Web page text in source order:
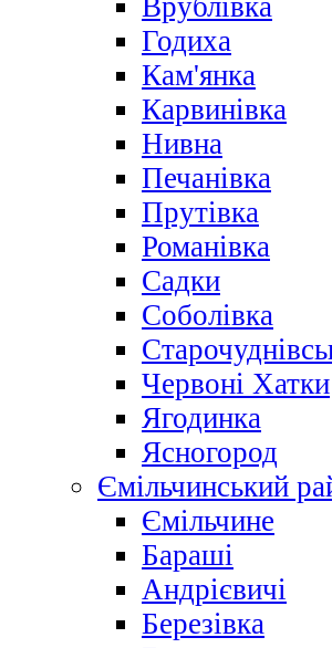
Врублівка
Годиха
Кам'янка
Карвинівка
Нивна
Печанівка
Прутівка
Романівка
Садки
Соболівка
Червоні Хатки
Ягодинка
Ясногород
Ємільчинський
Ємільчине
Бараші
Андрієвичі
Березівка